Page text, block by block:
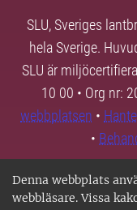
Denna webbplats
webbläsare. Vissa
SLU, Sveriges
hela Sverige.
SLU är
10 00 • Org nr:
webbplatsen •
•